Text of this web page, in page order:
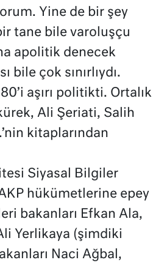
Yine de bir şey
tane bile varoluşçu
apolitik denecek
bile çok sınırlıydı.
aşırı politikti. Ortalık
Ali Şeriati, Salih
kitaplarından
Siyasal Bilgiler
hükümetlerine epey
bakanları Efkan Ala,
Yerlikaya (şimdiki
Naci Ağbal,